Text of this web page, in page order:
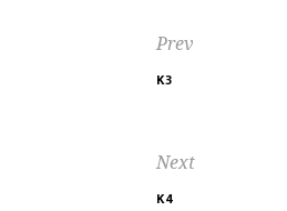
Prev
K3
Next
K4